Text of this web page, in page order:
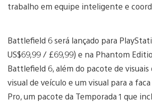
trabalho em equipe inteligente e
Battlefield 6 será lançado para
US$69,99 / £69,99) e na Phantom
Battlefield 6, além do pacote de visuais
visual de veículo e um visual para a
Pro, um pacote da Temporada 1 que